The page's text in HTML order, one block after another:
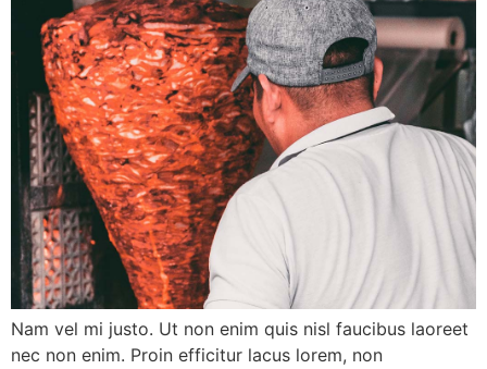
Nam vel mi justo. Ut non enim quis nisl faucibus laoreet
nec non enim. Proin efficitur lacus lorem, non